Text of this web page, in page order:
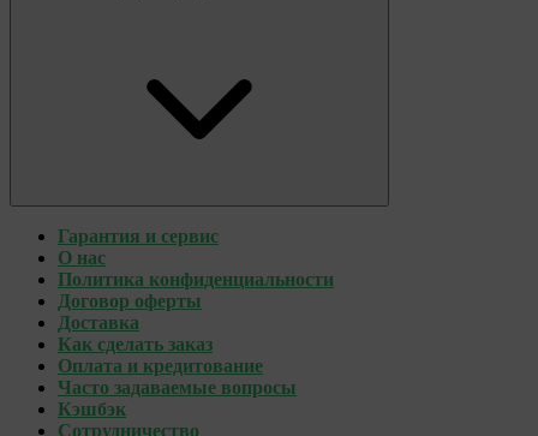
Гарантия и сервис
О нас
Политика конфиденциальности
Договор оферты
Доставка
Как сделать заказ
Оплата и кредитование
Часто задаваемые вопросы
Кэшбэк
Сотрудничество